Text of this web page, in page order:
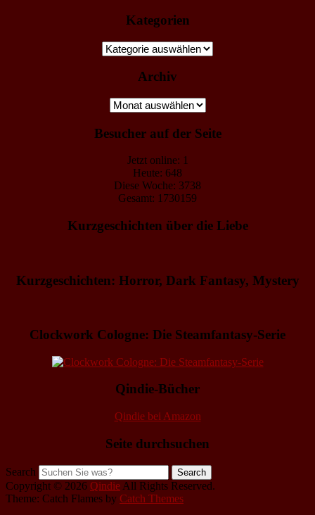
Kategorien
Kategorien
Archiv
Archiv
Besucher auf der Seite
Jetzt online: 1
Heute: 648
Diese Woche: 3738
Gesamt: 1730159
Kurzgeschichten über die Liebe
Kurzgeschichten: Horror, Dark Fantasy, Mystery
Clockwork Cologne: Die Steamfantasy-Serie
Qindie-Bücher
Qindie bei Amazon
Seite durchsuchen
Search
Copyright © 2026 Qindie All Rights Reserved.
Theme: Catch Flames by Catch Themes